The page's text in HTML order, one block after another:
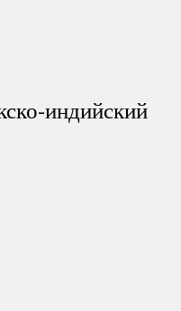
индийский